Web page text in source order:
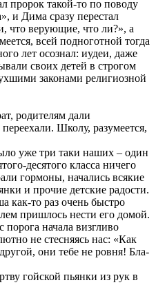
пророк такой-то по поводу
и Дима сразу перестал
что верующие, что ли?», а
всей подноготной тогда
лет осознал: иудеи, даже
своих детей в строгом
законами религиозной
родителям дали
Школу, разумеется,
уже три таки наших – один
десятого класса ничего
гормоны, начались всякие
и прочие детские радости.
то раз очень быстро
пришлось нести его домой.
начала визгливо
не стесняясь нас: «Как
они тебе не ровня! Бла-
гойской пьянки из рук в